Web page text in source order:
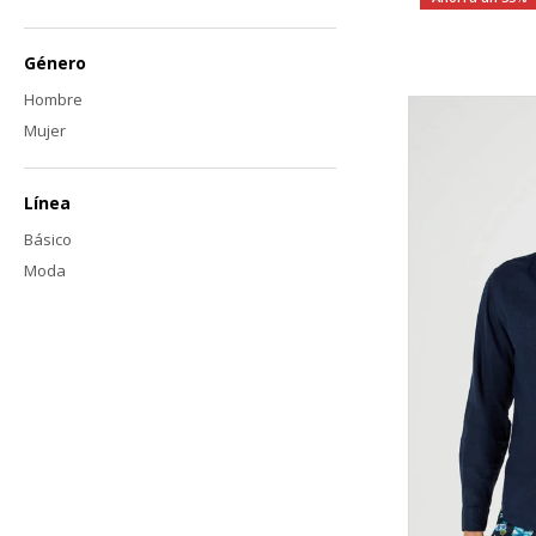
Género
Hombre
Mujer
Línea
Básico
Moda